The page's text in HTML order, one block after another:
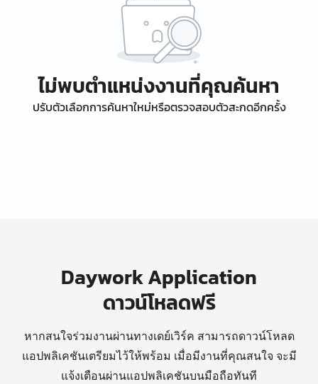
ไม่พบตำแหน่งงานที่คุณค้นหา
ปรับตัวเลือกการค้นหาใหม่หรือตรวจสอบตัวสะกดอีกครั้ง
Daywork Application
ดาวน์โหลดฟรี
หากสนใจร่วมงานผ่านทางเดย์เวิร์ค สามารถดาวน์โหลด
แอปพลิเคชันเตรียมไว้ให้พร้อม เมื่อมีงานที่คุณสนใจ จะมี
แจ้งเตือนผ่านแอปพลิเคชันบนมือถือทันที